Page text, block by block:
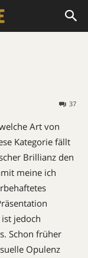
37
Art von
Kategorie fällt
Brillianz den
meine ich
jedoch
Schon früher
Opulenz